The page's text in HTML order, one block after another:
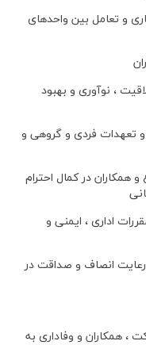
و تعامل بین واحدهای
، نوآوری و بهبود
تعهدات فردی و گروهی و
همکاران در کمال احترام
اداری ، ایمنی و
انصاف و صداقت در
، همکاران و وفاداری به